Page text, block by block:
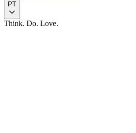
PT
Think. Do. Love.